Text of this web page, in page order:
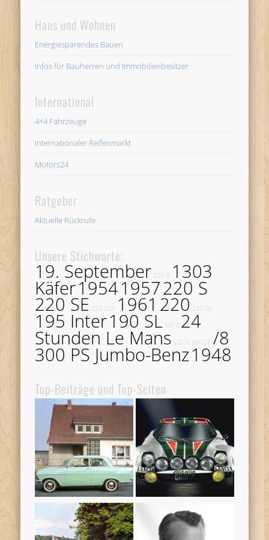
Haus und Wohnen
Energiesparendes Bauen
Infos für Bauherren und Immobilienbesitzer
International
4×4 Fahrzeuge
Internationaler Reifenmarkt
Motors24
Ratgeber
Aktuelle Rückrufe
Unsere Stichworte:
19. September 220 b 1303
Käfer19541957220 S
220 SE 220 SEb 1961 220 220 Sb
195 Inter190 SL 1973 24
Stunden Le Mans 230 S 300 SE /8
300 PS Jumbo-Benz1948
Top-Beiträge und Top-Seiten